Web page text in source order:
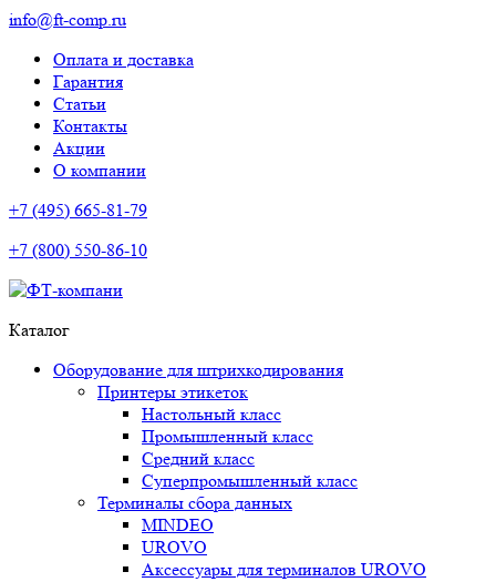
info@ft-comp.ru
Оплата и доставка
Гарантия
Статьи
Контакты
Акции
О компании
+7 (495) 665-81-79
+7 (800) 550-86-10
Каталог
Оборудование для штрихкодирования
Принтеры этикеток
Настольный класс
Промышленный класс
Средний класс
Суперпромышленный класс
Терминалы сбора данных
MINDEO
UROVO
Аксессуары для терминалов UROVO